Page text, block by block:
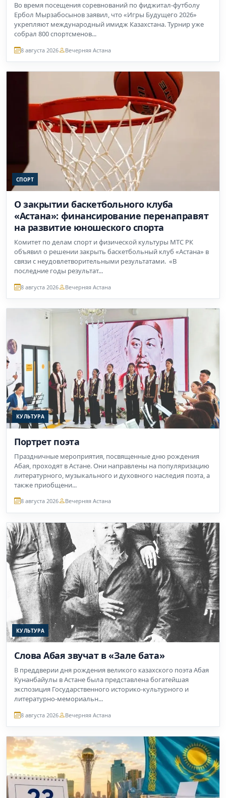
Во время посещения соревнований по фиджитал-футболу
Ербол Мырзабосынов заявил, что «Игры Будущего 2026»
укрепляют международный имидж Казахстана. Турнир уже
собрал 800 спортсменов...
8 августа 2026 Вечерняя Астана
СПОРТ
О закрытии баскетбольного клуба
«Астана»: финансирование перенаправят
на развитие юношеского спорта
Комитет по делам спорт и физической культуры МТС РК
объявил о решении закрыть баскетбольный клуб «Астана» в
связи с неудовлетворительными результатами. «В
последние годы результат...
8 августа 2026 Вечерняя Астана
КУЛЬТУРА
Портрет поэта
Праздничные мероприятия, посвященные дню рождения
Абая, проходят в Астане. Они направлены на популяризацию
литературного, музыкального и духовного наследия поэта, а
также приобщени...
8 августа 2026 Вечерняя Астана
КУЛЬТУРА
Слова Абая звучат в «Зале бата»
В преддверии дня рождения великого казахского поэта Абая
Кунанбайулы в Астане была представлена богатейшая
экспозиция Государственного историко-культурного и
литературно-мемориальн...
8 августа 2026 Вечерняя Астана